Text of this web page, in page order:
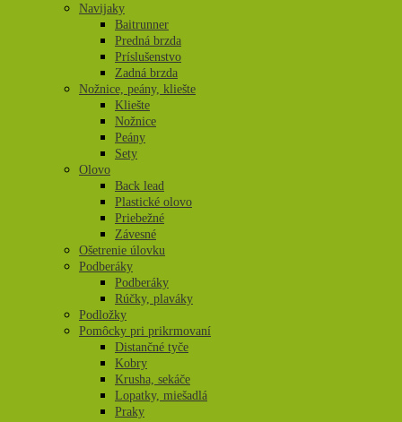
Navijaky
Baitrunner
Predná brzda
Príslušenstvo
Zadná brzda
Nožnice, peány, kliešte
Kliešte
Nožnice
Peány
Sety
Olovo
Back lead
Plastické olovo
Priebežné
Závesné
Ošetrenie úlovku
Podberáky
Podberáky
Rúčky, plaváky
Podložky
Pomôcky pri prikrmovaní
Distančné tyče
Kobry
Krusha, sekáče
Lopatky, miešadlá
Praky